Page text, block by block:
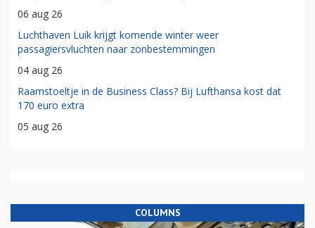
06 aug 26
Luchthaven Luik krijgt komende winter weer
passagiersvluchten naar zonbestemmingen
04 aug 26
Raamstoeltje in de Business Class? Bij Lufthansa kost dat
170 euro extra
05 aug 26
COLUMNS